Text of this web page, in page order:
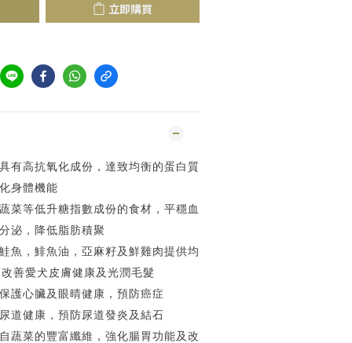
立即購買
有高抗氧化成份，達致均衡的蛋白質
身體機能
菜等低升糖指數成份的食材，平穩血
泌，降低脂肪積聚
魚，鯡魚油，亞麻籽及鮮雞肉提供均
善愛犬皮膚健康及光潤毛髮
護心臟及眼晴健康，預防癌症
道健康，預防尿道發炎及結石
蔬菜的豐富纖維，強化腸胃功能及改